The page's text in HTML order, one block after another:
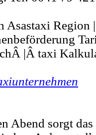
Asastaxi Region
|Â taxi
Abend sorgt